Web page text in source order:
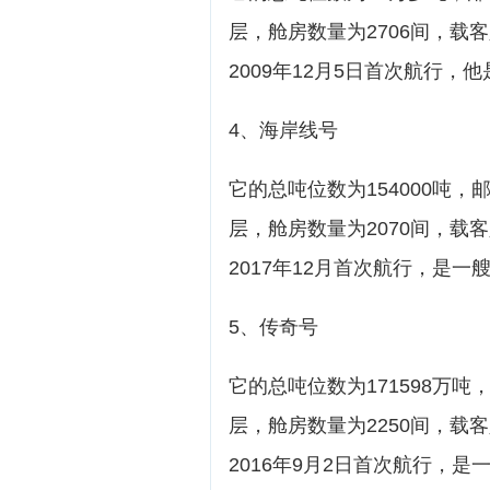
层，舱房数量为2706间，载
2009年12月5日首次航行，
4、海岸线号
它的总吨位数为154000吨，
层，舱房数量为2070间，载
2017年12月首次航行，是一
5、传奇号
它的总吨位数为171598万吨
层，舱房数量为2250间，载
2016年9月2日首次航行，是